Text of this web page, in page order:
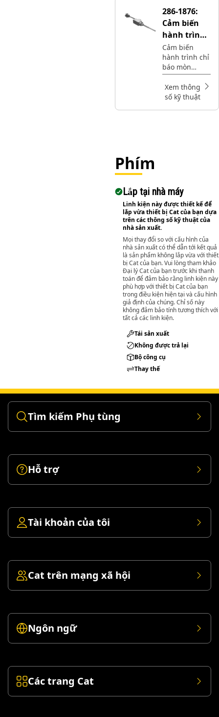
tiện và phanh
chân
286-1876:
Cảm biến
hành trình
dòng điện
một chiều 8
vôn
Cảm biến
hành trình chỉ
báo mòn
phanh Cat®
đo hành trình
chỉ báo, rất
Xem thông
số kỹ thuật
Phím
Lắp tại nhà máy
Linh kiện này được thiết kế để
lắp vừa thiết bị Cat của bạn dựa
trên các thông số kỹ thuật của
nhà sản xuất.
Mọi thay đổi so với cấu hình của
nhà sản xuất có thể dẫn tới kết quả
là sản phẩm không lắp vừa với thiết
bị Cat của bạn. Vui lòng tham khảo
Đại lý Cat của bạn trước khi thanh
toán để đảm bảo rằng linh kiện này
phù hợp với thiết bị Cat của bạn
trong điều kiện hiện tại và cấu hình
giả định của chúng. Chỉ số này
không đảm bảo tính tương thích với
tất cả các linh kiện.
Tái sản xuất
Không được trả lại
Bộ công cụ
Thay thế
Tìm kiếm Phụ tùng
Hỗ trợ
Tài khoản của tôi
Cat trên mạng xã hội
Ngôn ngữ
Các trang Cat